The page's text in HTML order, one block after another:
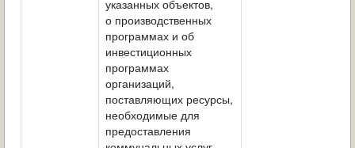
указанных объектов,
о производственных
программах и об
инвестиционных
программах
организаций,
поставляющих ресурсы,
необходимые для
предоставления